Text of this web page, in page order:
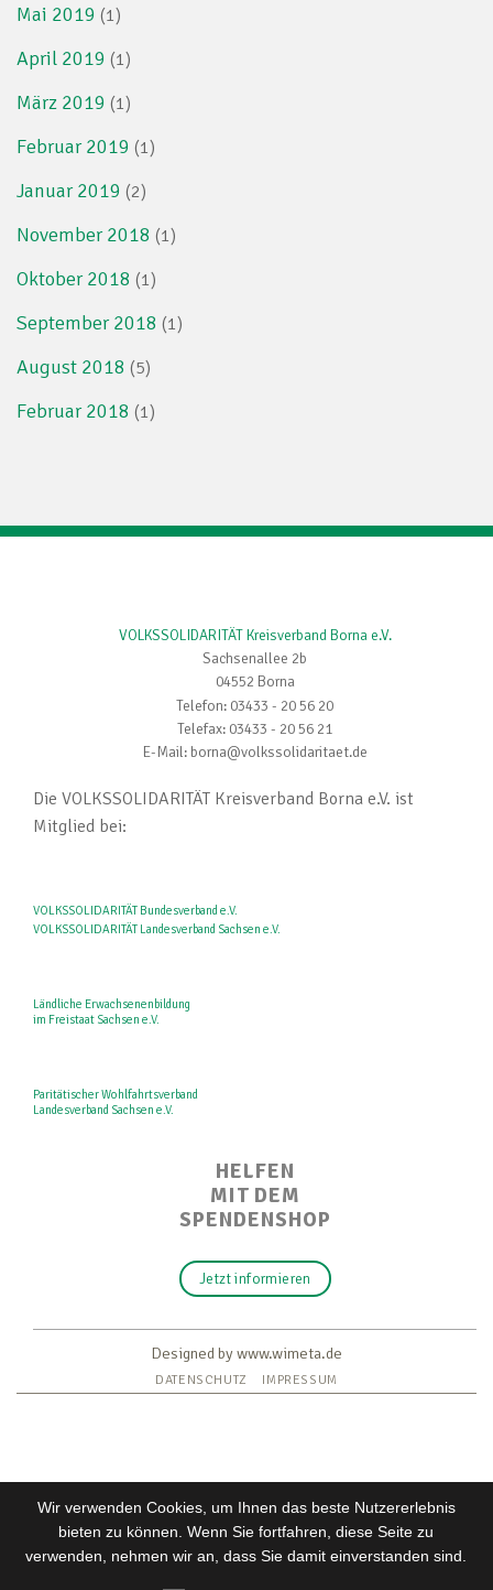
Mai 2019 (1)
April 2019 (1)
März 2019 (1)
Februar 2019 (1)
Januar 2019 (2)
November 2018 (1)
Oktober 2018 (1)
September 2018 (1)
August 2018 (5)
Februar 2018 (1)
VOLKSSOLIDARITÄT Kreisverband Borna e.V.
Sachsenallee 2b
04552 Borna
Telefon: 03433 - 20 56 20
Telefax: 03433 - 20 56 21
E-Mail: borna@volkssolidaritaet.de
Die VOLKSSOLIDARITÄT Kreisverband Borna e.V. ist
Mitglied bei:
VOLKSSOLIDARITÄT Bundesverband e.V.
VOLKSSOLIDARITÄT Landesverband Sachsen e.V.
Ländliche Erwachsenenbildung
im Freistaat Sachsen e.V.
Paritätischer Wohlfahrtsverband
Landesverband Sachsen e.V.
HELFEN
MIT DEM
SPENDENSHOP
Jetzt informieren
Designed by www.wimeta.de
DATENSCHUTZ IMPRESSUM
Wir verwenden Cookies, um Ihnen das beste Nutzererlebnis
bieten zu können. Wenn Sie fortfahren, diese Seite zu
verwenden, nehmen wir an, dass Sie damit einverstanden sind.